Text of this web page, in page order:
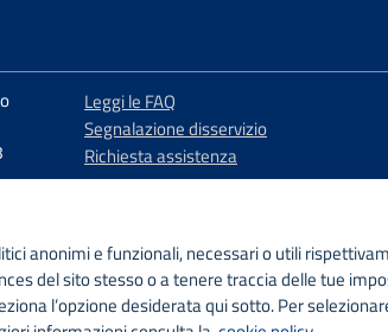
anonimi e funzionali, necessari o utili
del sito stesso o a tenere traccia delle tue
l’opzione desiderata qui sotto. Per
Leggi le FAQ
Segnalazione disservizio
Richiesta assistenza